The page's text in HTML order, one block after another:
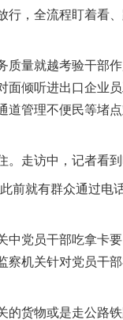
行，全流程盯着看
量就越考验干部
倾听进出口企业
道管理不便民等堵
访中，记者看到
就有群众通过电
员干部吃拿卡要
察机关针对党员干
货物或是走公路